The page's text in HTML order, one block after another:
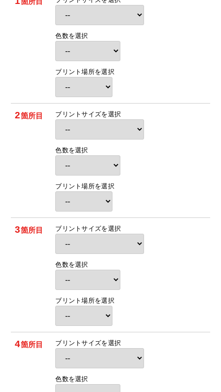
色数を選択
ブリント場所を選択
2箇所目 ブリントサイズを選択
色数を選択
ブリント場所を選択
3箇所目 ブリントサイズを選択
色数を選択
ブリント場所を選択
4箇所目 ブリントサイズを選択
色数を選択